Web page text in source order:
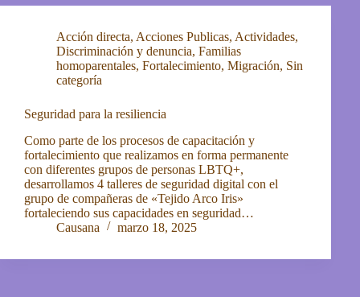
Acción directa, Acciones Publicas, Actividades,
Discriminación y denuncia, Familias
homoparentales, Fortalecimiento, Migración, Sin
categoría
Seguridad para la resiliencia
Como parte de los procesos de capacitación y
fortalecimiento que realizamos en forma permanente
con diferentes grupos de personas LBTQ+,
desarrollamos 4 talleres de seguridad digital con el
grupo de compañeras de «Tejido Arco Iris»
fortaleciendo sus capacidades en seguridad…
Causana
marzo 18, 2025